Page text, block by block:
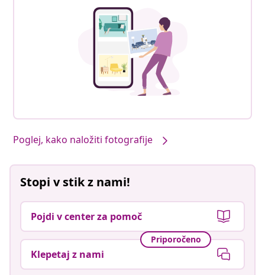
Poglej, kako naložiti fotografije
Stopi v stik z nami!
Pojdi v center za pomoč
Priporočeno
Klepetaj z nami